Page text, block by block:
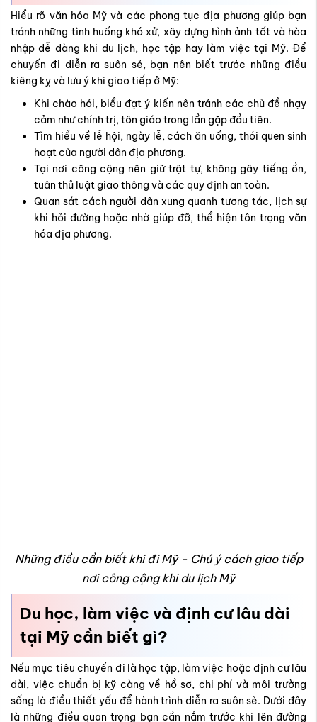
cảm như chính trị, tôn giáo trong lần gặp đầu tiên.
Tìm hiểu về lễ hội, ngày lễ, cách ăn uống, thói quen sinh
hoạt của người dân địa phương.
Tại nơi công cộng nên giữ trật tự, không gây tiếng ồn,
tuân thủ luật giao thông và các quy định an toàn.
Quan sát cách người dân xung quanh tương tác, lịch sự
khi hỏi đường hoặc nhờ giúp đỡ, thể hiện tôn trọng văn
hóa địa phương.
Nếu mục tiêu chuyến đi là học tập, làm việc hoặc định cư lâu
dài, việc chuẩn bị kỹ càng về hồ sơ, chi phí và môi trường
sống là điều thiết yếu để hành trình diễn ra suôn sẻ. Dưới đây
là những điều quan trọng bạn cần nắm trước khi lên đường
sang Mỹ:
✈️ Những Điều Cần Nắm Rõ